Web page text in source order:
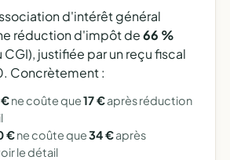
d'intérêt général
réduction d'impôt de66 %
justifiée par un reçu fiscal
Concrètement :
ne coûte que17 €après réduction
€ne coûte que34 €après
le détail